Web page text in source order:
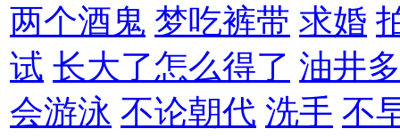
两个酒鬼 梦吃裤带 求婚
试 长大了怎么得了 油井多
会游泳 不论朝代 洗手 不